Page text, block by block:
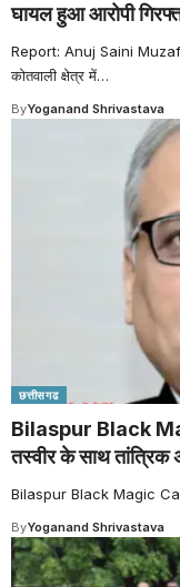
घायल हुआ आरोपी
Report: Anuj Saini
कोतवाली क्षेत्र में…
ByYoganand Shrivastava
छत्तीसगढ
Bilaspur Black
तस्वीर के साथ तांत्रिक
Bilaspur Black Magic
ByYoganand Shrivastava